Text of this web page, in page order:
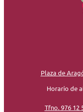
Plaza de
Horario de
Tfno. 976 12